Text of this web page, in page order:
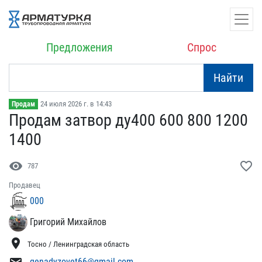
Предложения Спрос
Найти
Продам 24 июля 2026 г. в 14:43
Продам затвор ду400 60​0 800 1200
1400
visibility 787 favorite_border
Продавец
000
Григорий Михайлов
location_on Тосно / Ленинградская область